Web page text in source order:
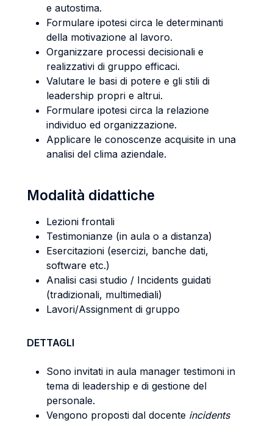
e autostima.
Formulare ipotesi circa le determinanti
della motivazione al lavoro.
Organizzare processi decisionali e
realizzativi di gruppo efficaci.
Valutare le basi di potere e gli stili di
leadership propri e altrui.
Formulare ipotesi circa la relazione
individuo ed organizzazione.
Applicare le conoscenze acquisite in una
analisi del clima aziendale.
Modalità didattiche
Lezioni frontali
Testimonianze (in aula o a distanza)
Esercitazioni (esercizi, banche dati,
software etc.)
Analisi casi studio / Incidents guidati
(tradizionali, multimediali)
Lavori/Assignment di gruppo
DETTAGLI
Sono invitati in aula manager testimoni in
tema di leadership e di gestione del
personale.
Vengono proposti dal docente incidents